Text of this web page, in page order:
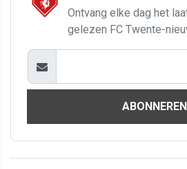
Ontvang elke dag het
gelezen FC Twente-
ABONNEREN